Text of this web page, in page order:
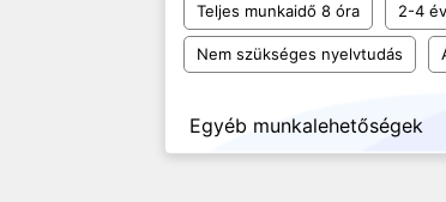
Teljes munkaidő 8 óra 2-4
Nem szükséges nyelvtudás
Egyéb munkalehetőségek